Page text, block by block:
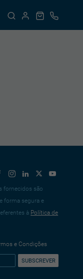
fornecidos são
forma segura e
à Política de
e Condições